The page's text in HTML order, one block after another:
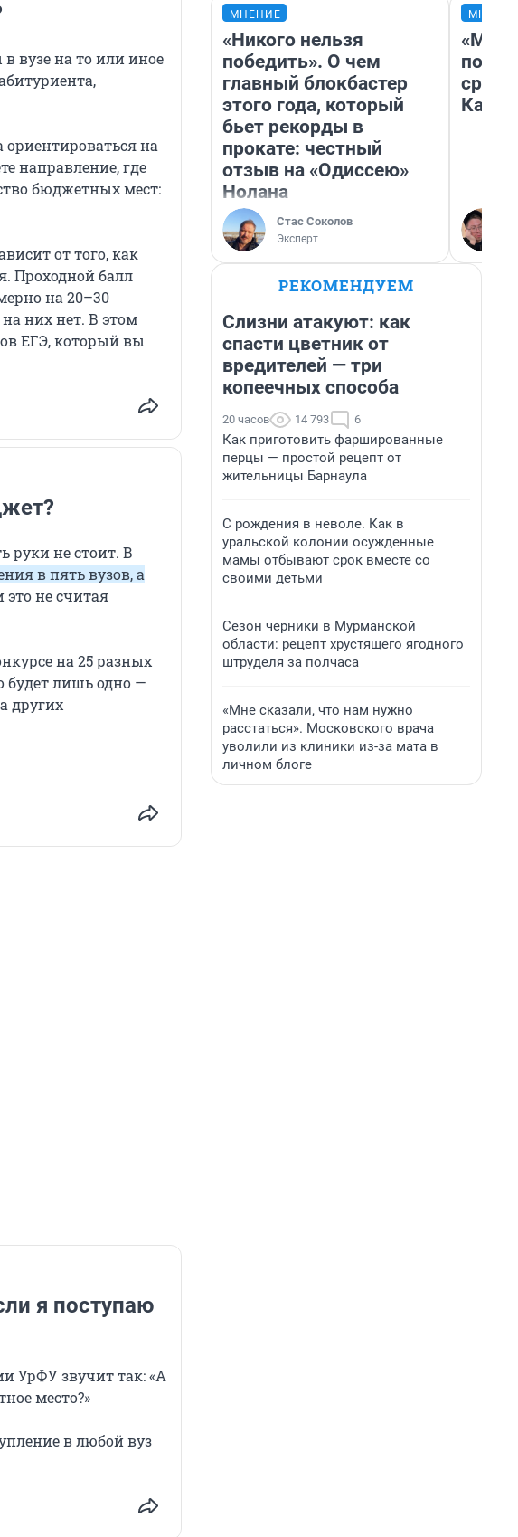
вузе на то или иное
ориентироваться на
направление, где
бюджетных мест:
от того, как
Проходной балл
на 20–30
них нет. В этом
ЕГЭ, который вы
руки не стоит. В
в пять вузов, а
это не считая
на 25 разных
будет лишь одно —
других
я поступаю
УрФУ звучит так: «А
место?»
в любой вуз
МНЕНИЕ
«Никого нельзя
победить». О чем
главный блокбастер
этого года, который
бьет рекорды в
прокате: честный
отзыв на «Одиссею»
Нолана
Стас Соколов
Эксперт
РЕКОМЕНДУЕМ
Слизни атакуют: как
спасти цветник от
вредителей — три
копеечных способа
20 часов 14 793 6
Как приготовить фаршированные
перцы — простой рецепт от
жительницы Барнаула
С рождения в неволе. Как в
уральской колонии осужденные
мамы отбывают срок вместе со
своими детьми
Сезон черники в Мурманской
области: рецепт хрустящего ягодного
штруделя за полчаса
«Мне сказали, что нам нужно
расстаться». Московского врача
уволили из клиники из-за мата в
личном блоге